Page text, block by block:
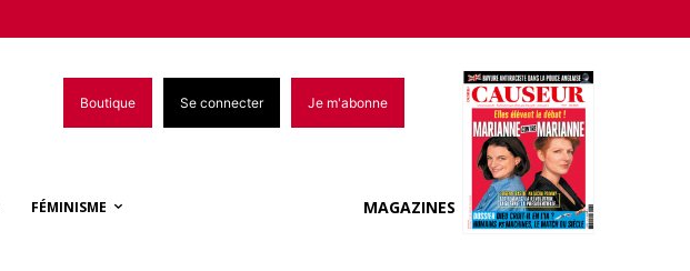
Boutique Se connecter Je m'abonne
FÉMINISME MAGAZINES